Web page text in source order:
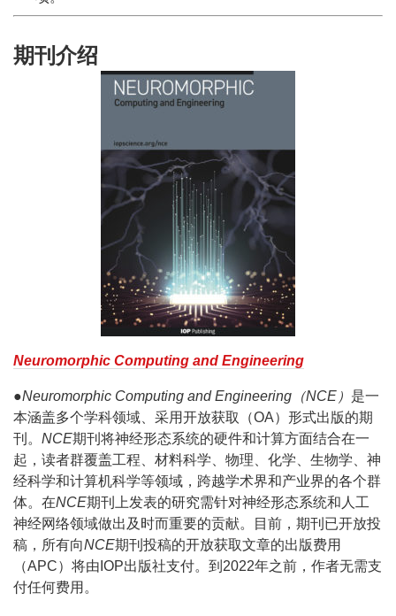
期刊介绍
Neuromorphic Computing and Engineering
●Neuromorphic Computing and Engineering（NCE） 是一
本涵盖多个学科领域、采用开放获取（OA）形式出版的期
刊。 NCE期刊将神经形态系统的硬件和计算方面结合在一
起，读者群覆盖工程、材料科学、物理、化学、生物学、神
经科学和计算机科学等领域，跨越学术界和产业界的各个群
体。在NCE期刊上发表的研究需针对神经形态系统和人工
神经网络领域做出及时而重要的贡献。目前，期刊已开放投
稿，所有向NCE期刊投稿的开放获取文章的出版费用
（APC）将由IOP出版社支付。到2022年之前，作者无需支
付任何费用。